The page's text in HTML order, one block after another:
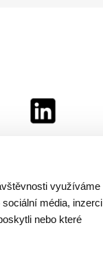
využíváme
média, inzerci
nebo které